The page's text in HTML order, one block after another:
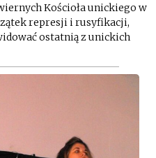
Kościoła unickiego w
represji i rusyfikacji,
ostatnią z unickich